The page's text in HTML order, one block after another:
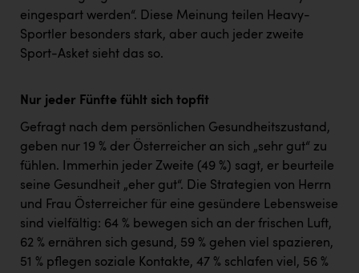
eingespart werden“. Diese Meinung teilen Heavy-
Sportler besonders stark, aber auch jeder zweite
Sport-Asket sieht das so.
Nur jeder Fünfte fühlt sich topfit
Gefragt nach dem persönlichen Gesundheitszustand,
geben nur 19 % der Österreicher an sich „sehr gut“ zu
fühlen. Immerhin jeder Zweite (49 %) sagt, er beurteile
seine Gesundheit „eher gut“. Die Strategien von Herrn
und Frau Österreicher für eine gesündere Lebensweise
sind vielfältig: 64 % bewegen sich an der frischen Luft,
62 % ernähren sich gesund, 59 % gehen viel spazieren,
51 % pflegen soziale Kontakte, 47 % schlafen viel, 56 %